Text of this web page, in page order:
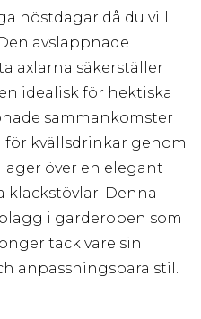
höstdagar då du vill
avslappnade
axlarna säkerställer
idealisk för hektiska
sammankomster
för kvällsdrinkar genom
över en elegant
Denna
i garderoben som
tack vare sin
anpassningsbara stil.